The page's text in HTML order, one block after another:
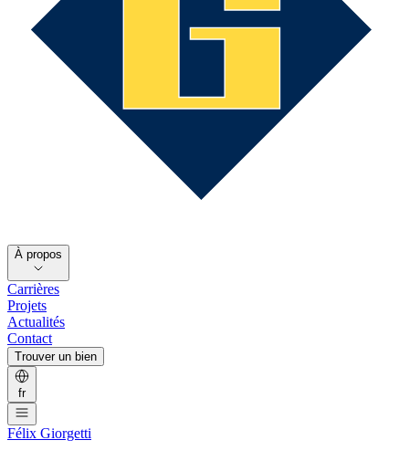
À propos
Carrières
Projets
Actualités
Contact
Trouver un bien
fr
Félix Giorgetti